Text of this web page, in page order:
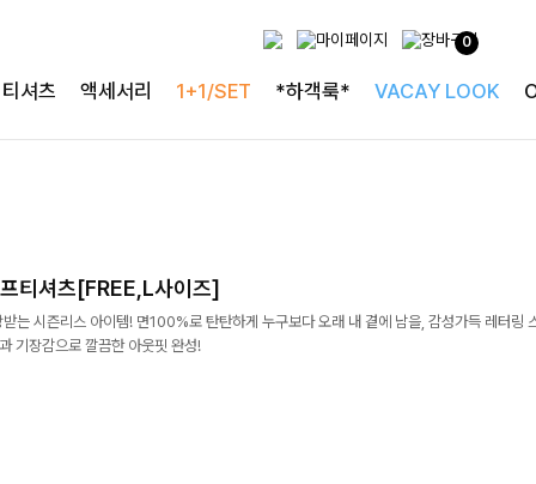
0
티셔츠 액세서리 1+1/SET *하객룩* VACAY LOOK
티셔츠[FREE,L사이즈]
는 시즌리스 아이템! 면100%로 탄탄하게 누구보다 오래 내 곁에 남을, 감성가득 레터링
기장감으로 깔끔한 아웃핏 완성!